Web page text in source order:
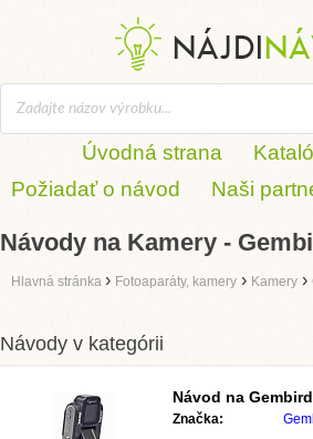
Úvodná strana
Požiadať o návod
Naši
Návody na Kamery -
Hlavná stránka › Fotoaparáty, kamery › Kamery ›
Návody v kategórii
Návod na
Značka: